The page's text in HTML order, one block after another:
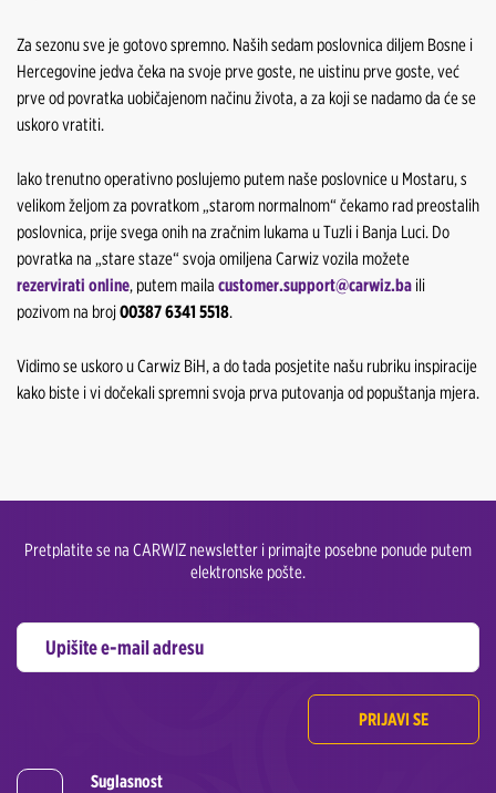
Za sezonu sve je gotovo spremno. Naših sedam poslovnica diljem Bosne i
Hercegovine jedva čeka na svoje prve goste, ne uistinu prve goste, već
prve od povratka uobičajenom načinu života, a za koji se nadamo da će se
uskoro vratiti.
Iako trenutno operativno poslujemo putem naše poslovnice u Mostaru, s
velikom željom za povratkom „starom normalnom“ čekamo rad preostalih
poslovnica, prije svega onih na zračnim lukama u Tuzli i Banja Luci. Do
povratka na „stare staze“ svoja omiljena Carwiz vozila možete
rezervirati online, putem maila customer.support@carwiz.ba ili
pozivom na broj00387 6341 5518.
Vidimo se uskoro u Carwiz BiH, a do tada posjetite našu rubriku inspiracije
kako biste i vi dočekali spremni svoja prva putovanja od popuštanja mjera.
Pretplatite se na CARWIZ newsletter i primajte posebne ponude putem
elektronske pošte.
PRIJAVI SE
Suglasnost